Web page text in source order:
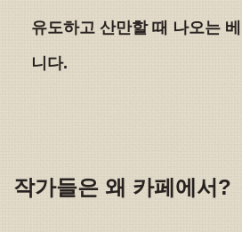
유도하고 산만할 때 나오는
니다.
작가들은 왜 카페에서?